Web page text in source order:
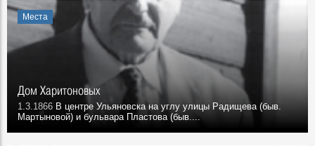
Места
Дом Харитоновых
1.3.1866 В центре Ульяновска на углу улицы Радищева (быв.
Мартыновой) и бульвара Пластова (быв....